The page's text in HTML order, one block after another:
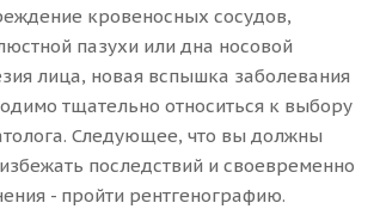
кровеносных сосудов,
пазухи или дна носовой
лица, новая вспышка заболевания
тщательно относиться к выбору
Следующее, что вы должны
последствий и своевременно
- пройти рентгенографию.